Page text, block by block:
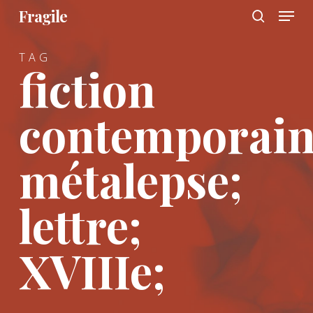
Skip
content
Fragile Menu
TAG
fiction
métalepse;
lettre;
XVIIIe;